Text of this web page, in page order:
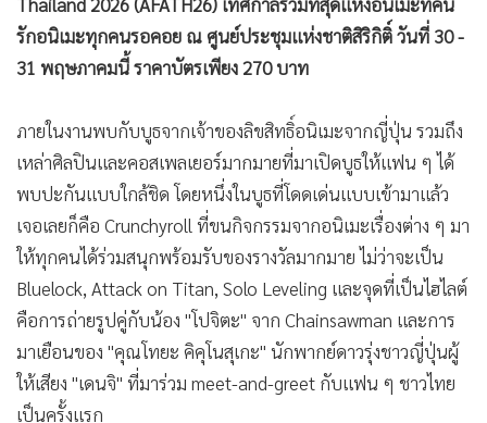
• ชุมชน-คุณภาพชีวิต
• อาชญากรรม
• Motoring
• วิทยาศาสตร์
• SMEs
• หุ้น
• อินโดจีน
กองทุนรวม
•
Celeb Online
• Factcheck
• ญี่ปุ่น
• News1
เริ่มเปิดงานอย่างเป็นทางการสำหรับ Anime Festival Asia
Thailand 2026 (AFATH26) เทศกาลรวมที่สุดแห่งอนิเมะที่คน
รักอนิเมะทุกคนรอคอย ณ ศูนย์ประชุมแห่งชาติสิริกิติ์ วันที่ 30 -